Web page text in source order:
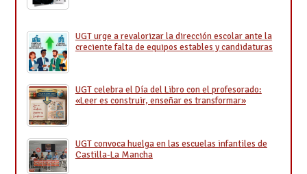
UGT urge a revalorizar la dirección escolar ante la
creciente falta de equipos estables y candidaturas
UGT celebra el Día del Libro con el profesorado:
«Leer es construir, enseñar es transformar»
UGT convoca huelga en las escuelas infantiles de
Castilla-La Mancha